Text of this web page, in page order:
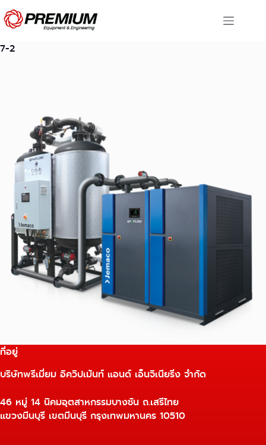
Skip
to
content
7-2
ที่อยู่
บริษัทพรีเมี่ยม อิควิปเม้นท์ แอนด์ เอ็นจิเนียริ่ง จำกัด
46 หมู่ 14 นิคมอุตสาหกรรมบางชัน ถ.เสรีไทย
แขวงมีนบุรี เขตมีนบุรี กรุงเทพมหานคร 10510